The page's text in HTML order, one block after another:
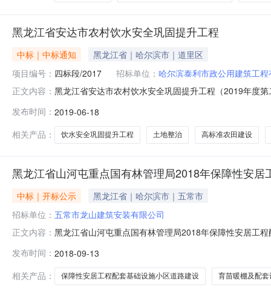
黑龙江省安达市农村饮水安全巩固提升工程
中标｜中标通知
黑龙江省｜哈尔滨市｜道里区
项目编号： 四标段/2017 招标单位： 哈尔滨泰利市政公用建筑工
正文内容： 黑龙江省安达市农村饮水安全巩固提升工程（2019年度
负责人企业业绩项目经理/项目负责人业绩其他人员姓名
发布时间： 2019-06-18
相关产品：
饮水安全巩固提升工程 土地整治 高标准农田建设
黑龙江省山河屯重点国有林管理局2018年保障性安
中标｜开标公示
黑龙江省｜哈尔滨市｜五常市
招标单位： 五常市龙山建筑安装有限公司
正文内容： 黑龙江省山河屯重点国有林管理局2018年保障性安居工
南昊锦建设集团有限公司52.4234.3486.765企业业绩投
发布时间： 2018-09-13
相关产品：
保障性安居工程配套基础设施小区道路建设 育苗暖棚及配套